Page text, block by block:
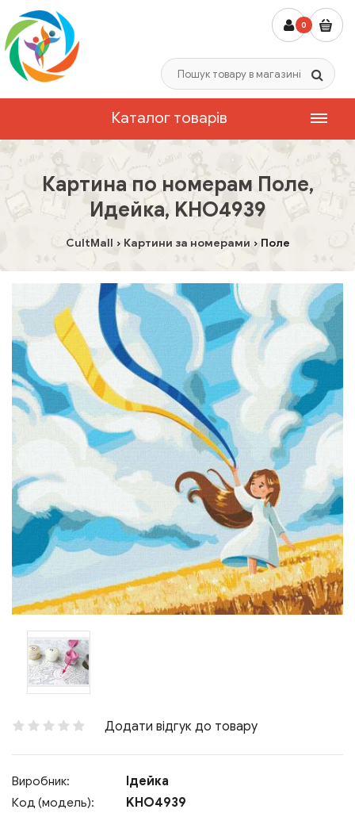
0
Каталог товарів
Картина по номерам Поле,
Идейка, KHO4939
CultMall Картини за номерами Поле
Додати відгук до товару
Виробник: Ідейка
Код (модель): KHO4939